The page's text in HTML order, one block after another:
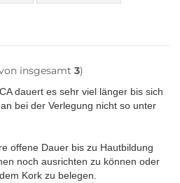
insgesamt 3)
dauert es sehr viel länger bis sich
bei der Verlegung nicht so unter
offene Dauer bis zu Hautbildung
noch ausrichten zu können oder
Kork zu belegen.